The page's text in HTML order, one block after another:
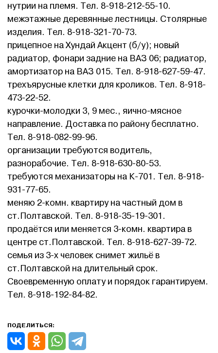
нутрии на племя. Тел. 8-918-212-55-10.
межэтажные деревянные лестницы. Столярные
изделия. Тел. 8-918-321-70-73.
прицепное на Хундай Акцент (б/у); новый
радиатор, фонари задние на ВАЗ 06; радиатор,
амортизатор на ВАЗ 015. Тел. 8-918-627-59-47.
трехъярусные клетки для кроликов. Тел. 8-918-
473-22-52.
курочки-молодки 3, 9 мес., яично-мясное
направление. Доставка по району бесплатно.
Тел. 8-918-082-99-96.
организации требуются водитель,
разнорабочие. Тел. 8-918-630-80-53.
требуются механизаторы на К-701. Тел. 8-918-
931-77-65.
меняю 2-комн. квартиру на частный дом в
ст.Полтавской. Тел. 8-918-35-19-301.
продаётся или меняется 3-комн. квартира в
центре ст.Полтавской. Тел. 8-918-627-39-72.
семья из 3-х человек снимет жильё в
ст.Полтавской на длительный срок.
Своевременную оплату и порядок гарантируем.
Тел. 8-918-192-84-82.
ПОДЕЛИТЬСЯ: